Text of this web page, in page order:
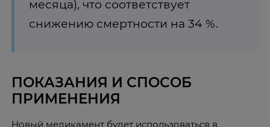
месяца), что соответствует
снижению смертности на 34 %.
ПОКАЗАНИЯ И СПОСОБ
ПРИМЕНЕНИЯ
Новый медикамент будет использоваться в